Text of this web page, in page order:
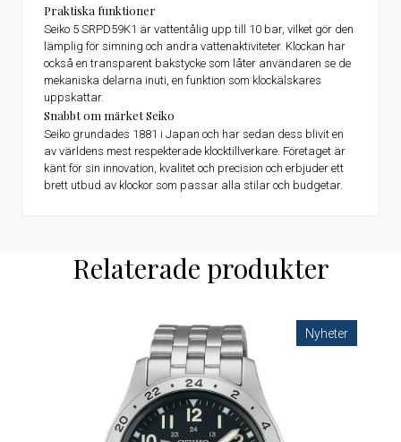
Praktiska funktioner
Seiko 5 SRPD59K1 är vattentålig upp till 10 bar, vilket gör den
lämplig för simning och andra vattenaktiviteter. Klockan har
också en transparent bakstycke som låter användaren se de
mekaniska delarna inuti, en funktion som klockälskares
uppskattar.
Snabbt om märket Seiko
Seiko grundades 1881 i Japan och har sedan dess blivit en
av världens mest respekterade klocktillverkare. Företaget är
känt för sin innovation, kvalitet och precision och erbjuder ett
brett utbud av klockor som passar alla stilar och budgetar.
Relaterade produkter
Nyheter